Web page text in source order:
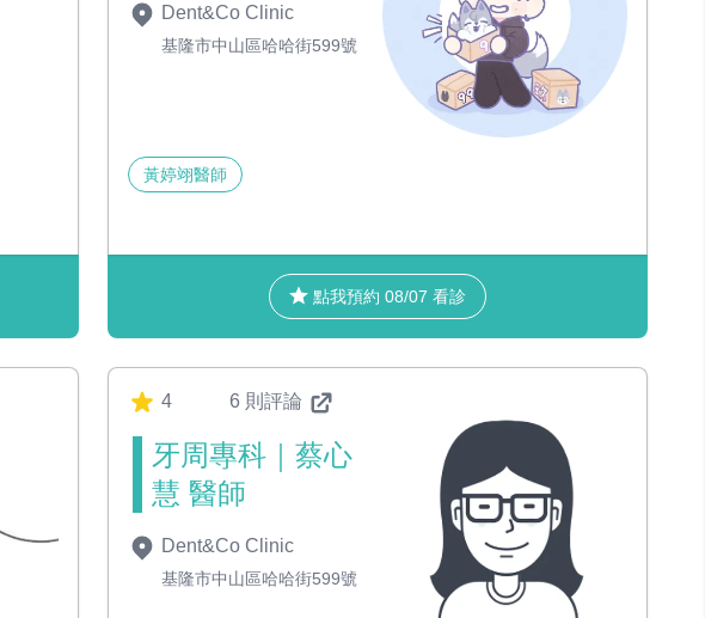
Dent&Co Clinic
基隆市中山區哈哈街599號
黃婷翊醫師
點我預約 08/07 看診
4 6 則評論
牙周專科｜蔡心
慧 醫師
Dent&Co Clinic
基隆市中山區哈哈街599號